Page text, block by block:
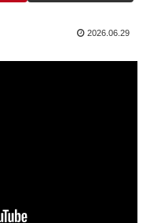
2026.06.29